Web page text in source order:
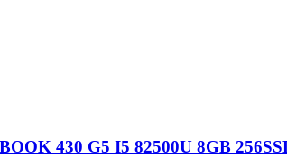
430 G5 I5 82500U 8GB